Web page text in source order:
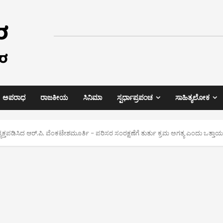
ಅಪರಾಧ ರಾಜಕೀಯ ಸಿನಿಮಾ ಸ್ಪರ್ಧಾಪ್ರಪಂಚ ಸಾಹಿತ್ಯಲೋಕ
ಆರ್.ಪಿ. ವೆಂಕಟೇಶಮೂರ್ತಿ – ಪರಿಸರ ಸಂರಕ್ಷಣೆಗೆ ತುರ್ತು ಕ್ರಮ ಅಗತ್ಯ ಎಂದು ಒತ್ತಾಯ